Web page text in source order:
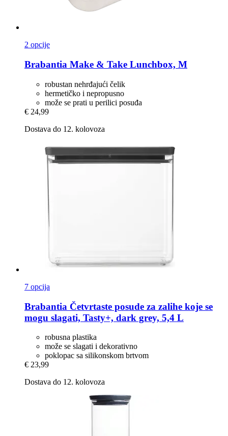
2 opcije
Brabantia Make & Take Lunchbox, M
robustan nehrđajući čelik
hermetičko i nepropusno
može se prati u perilici posuđa
€ 24,99
Dostava do 12. kolovoza
7 opcija
Brabantia Četvrtaste posude za zalihe koje se
mogu slagati, Tasty+, dark grey, 5,4 L
robusna plastika
može se slagati i dekorativno
poklopac sa silikonskom brtvom
€ 23,99
Dostava do 12. kolovoza